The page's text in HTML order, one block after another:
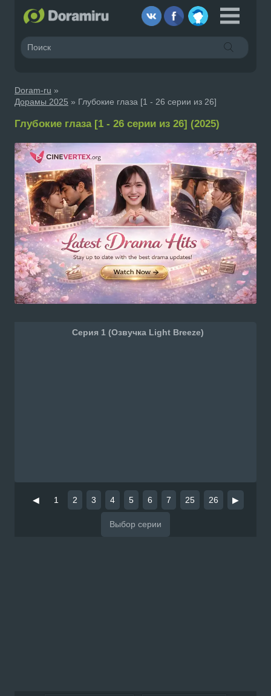
Doram-ru »
Дорамы 2025 » Глубокие глаза [1 - 26 серии из 26]
Глубокие глаза [1 - 26 серии из 26] (2025)
Серия 1 (Озвучка Light Breeze)
◀ 1 2 3 4 5 6 7 25 26 ▶